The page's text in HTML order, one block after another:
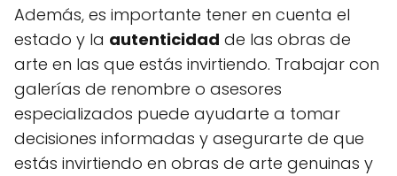
Además, es importante tener en cuenta el
estado y la autenticidad de las obras de
arte en las que estás invirtiendo. Trabajar con
galerías de renombre o asesores
especializados puede ayudarte a tomar
decisiones informadas y asegurarte de que
estás invirtiendo en obras de arte genuinas y